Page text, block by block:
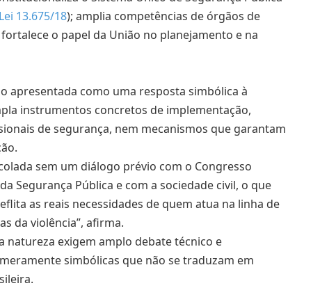
Lei 13.675/18); amplia competências de órgãos de
o papel da União no planejamento e na
apresentada como uma resposta simbólica à
instrumentos concretos de implementação,
de segurança, nem mecanismos que garantam
sem um diálogo prévio com o Congresso
Segurança Pública e com a sociedade civil, o que
as reais necessidades de quem atua na linha de
da violência”, afirma.
natureza exigem amplo debate técnico e
simbólicas que não se traduzam em